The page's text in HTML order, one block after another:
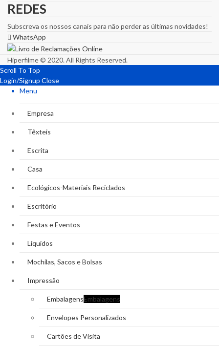
REDES
Subscreva os nossos canais para não perder as últimas novidades!
WhatsApp
Hiperfilme © 2020. All Rights Reserved.
Scroll To Top
Login/Signup Close
Menu
Empresa
Têxteis
Escrita
Casa
Ecológicos-Materiais Reciclados
Escritório
Festas e Eventos
Líquidos
Mochilas, Sacos e Bolsas
Impressão
EmbalagensEmbalagens
Envelopes Personalizados
Cartões de Visita